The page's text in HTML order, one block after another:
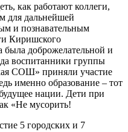
как работают коллеги,
для дальнейшей
и познавательным
Киришского
была доброжелательной и
воспитанники группы
СОШ» приняли участие
именно образование – тот
нации. Дети при
«Не мусорить!
5 городских и 7